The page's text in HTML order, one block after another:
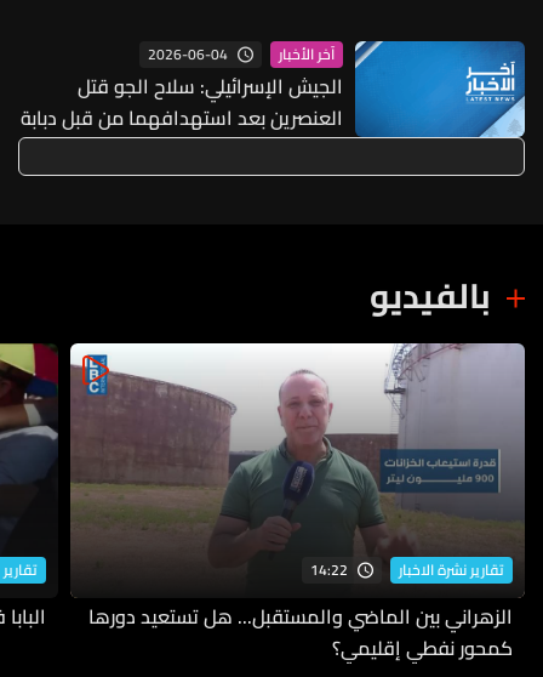
آخر الأخبار 2026-06-04
الجيش الإسرائيلي: سلاح الجو قتل
العنصرين بعد استهدافهما من قبل دبابة
إسرائيلية
بالفيديو
تقارير نشرة الاخبار 14:22
الزهراني بين الماضي والمستقبل... هل تستعيد دورها
كمحور نفطي إقليمي؟